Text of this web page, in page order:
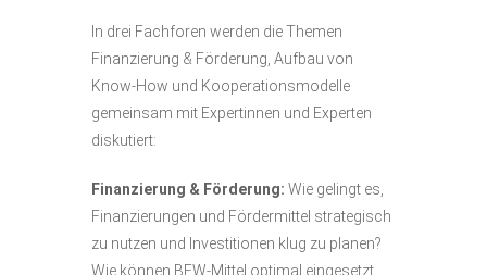
In drei Fachforen werden die Themen
Finanzierung & Förderung, Aufbau von
Know-How und Kooperationsmodelle
gemeinsam mit Expertinnen und Experten
diskutiert:
Finanzierung & Förderung: Wie gelingt es,
Finanzierungen und Fördermittel strategisch
zu nutzen und Investitionen klug zu planen?
Wie können BEW-Mittel optimal eingesetzt